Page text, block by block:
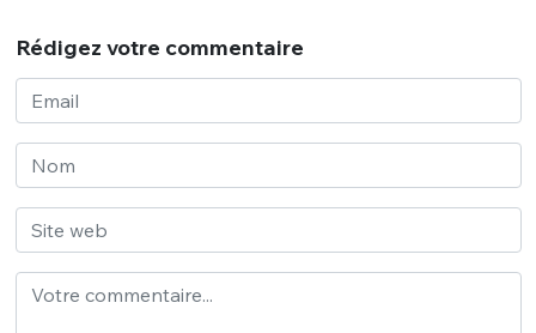
Rédigez votre commentaire